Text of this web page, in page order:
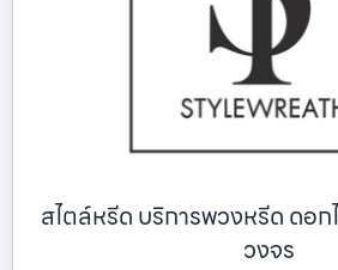
สไตล์หรีด บริการพวงหรีด ดอ
วงจร